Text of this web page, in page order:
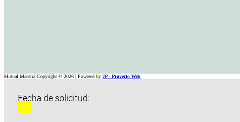
Mutual Maestra Copyright © 2026 | Powered by JP - Proyecto Web
Fecha de solicitud: